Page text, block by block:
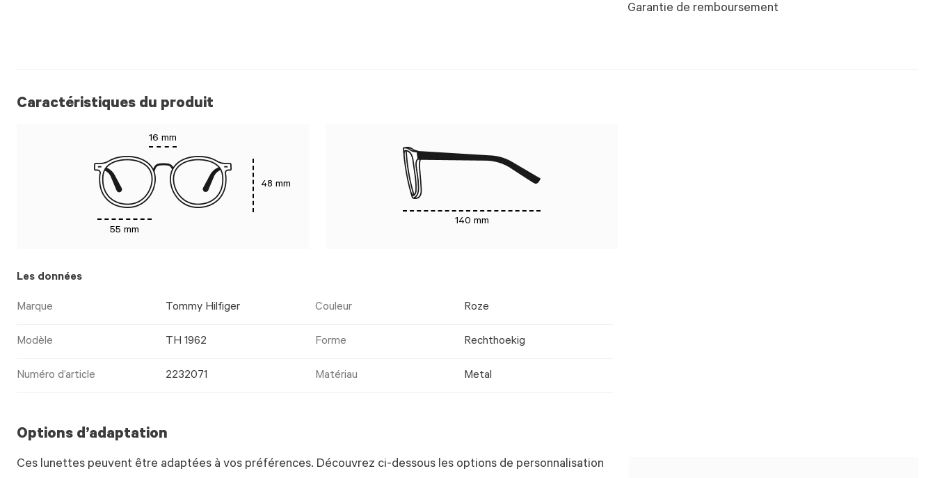
Garantie de remboursement
Caractéristiques du produit
16 mm
55 mm
48 mm
140 mm
Les données
Marque Tommy Hilfiger Couleur Roze
Modèle TH 1962 Forme Rechthoekig
Numéro d’article 2232071 Matériau Metal
Options d’adaptation
Ces lunettes peuvent être adaptées à vos préférences. Découvrez ci-dessous les options de personnalisation